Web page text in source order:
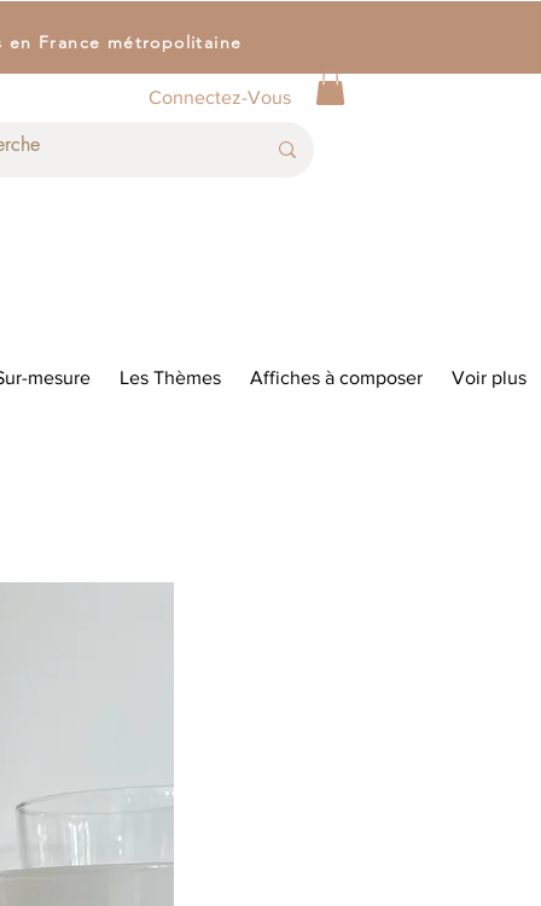
en France métropolitaine
Connectez-Vous
mesure Les Thèmes Affiches à composer Voir plus